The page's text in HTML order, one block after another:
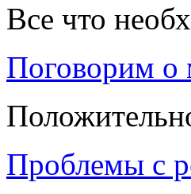
Все что
Поговорим о
Проблемы с